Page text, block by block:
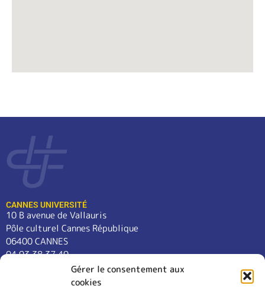
Gérer le consentement aux
cookies
CANNES UNIVERSITÉ
10 B avenue de Vallauris
Pôle culturel Cannes République
06400 CANNES
04 93 38 37 49
contact@cannes-universite.fr